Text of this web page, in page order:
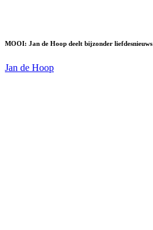
MOOI: Jan de Hoop deelt bijzonder liefdesnieuws
Jan de Hoop